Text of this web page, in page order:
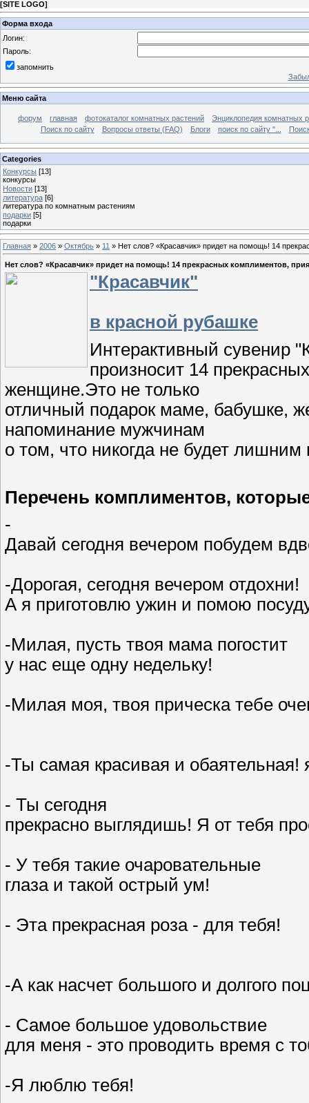
[SITE LOGO]
Форма входа
Логин:
Пароль:
запомнить
Меню сайта
форум главная фотокаталог комнатных растений
Энциклопедия комнатных
Поиск по сайту
Вопросы ответы (FAQ) Блоги поиск по сайту "...
Categories
Конкурсы [13]
конкурсы
Новости [13]
литература [6]
литература по комнатным растениям
подарки [5]
подарки
Главная » 2006 » Октябрь » 11 » Нет слов? «Красавчик» придет на помощь! 14
Нет слов? «Красавчик» придет на помощь! 14 прекрасных комплиментов,
"Красавчик"
в красной рубашке
Интерактивный сувенир
произносит 14
женщине.Это не только
отличный подарок маме, бабушке,
напоминание мужчинам
о том, что никогда не будет
Перечень комплиментов,
-
Давай сегодня вечером побудем
-Дорогая, сегодня вечером отдохни!
А я приготовлю ужин и помою
-Милая, пусть твоя мама погостит
у нас еще одну недельку!
-Милая моя, твоя прическа тебе
-Ты самая красивая и обаятельная!
- Ты сегодня
прекрасно выглядишь! Я от тебя
- У тебя такие очаровательные
глаза и такой острый ум!
- Эта прекрасная роза - для тебя!
-А как насчет большого и долгого
- Самое большое удовольствие
для меня - это проводить время с
-Я люблю тебя!